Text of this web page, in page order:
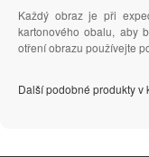
Každý obraz je při
kartonového obalu, aby
otření obrazu používejte
Další podobné produkty v